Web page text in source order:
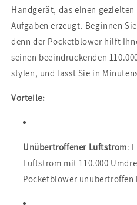
Handgerät, das einen
Aufgaben erzeugt. Beginnen
denn der Pocketblower hilft
seinen beeindruckenden
stylen, und lässt Sie in
Vorteile:
Unübertroffener Luftstrom:
Luftstrom mit 110.000
Pocketblower